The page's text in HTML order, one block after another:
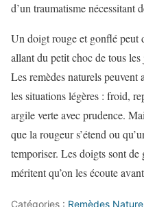
d’un traumatisme nécessitant
Un doigt rouge et gonflé peut
allant du petit choc de tous
Les remèdes naturels peuvent
les situations légères : froid,
argile verte avec prudence.
que la rougeur s’étend ou
temporiser. Les doigts sont
méritent qu’on les écoute
Catégories : Remèdes